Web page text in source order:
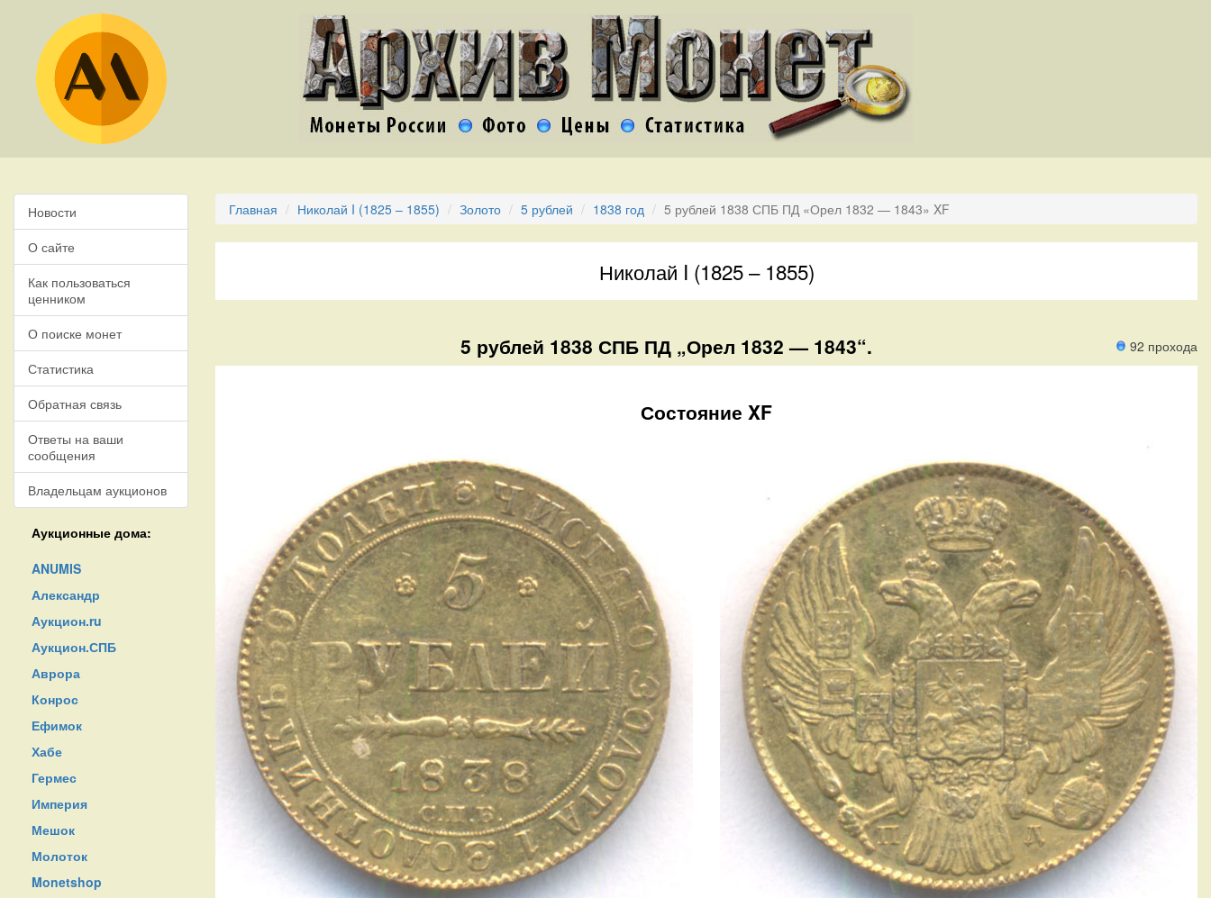
Новости
О сайте
Как пользоваться
ценником
О поиске монет
Статистика
Обратная связь
Ответы на ваши
сообщения
Владельцам аукционов
Аукционные дома:
ANUMIS
Александр
Аукцион.ru
Аукцион.СПБ
Аврора
Конрос
Ефимок
Хабе
Гермес
Империя
Мешок
Молоток
Monetshop
Главная Николай I (1825 – 1855) Золото 5 рублей 1838 год 5 рублей 1838 СПБ ПД «Орел 1832 — 1843» XF
Николай I (1825 – 1855)
92 прохода
5 рублей 1838 СПБ ПД „Орел 1832 — 1843“.
Состояние XF